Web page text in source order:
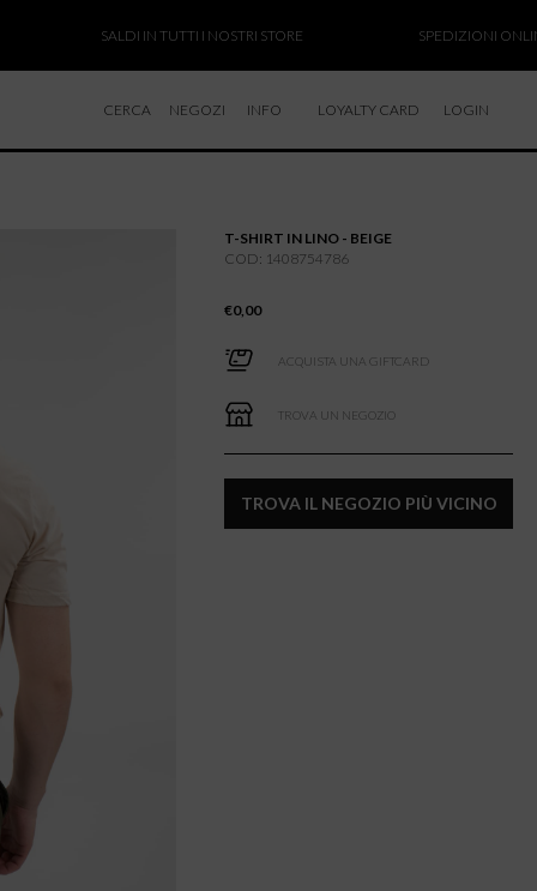
SALDI IN TUTTI I NOSTRI STORE SPEDIZIONI ONLINE
CERCA NEGOZI INFO
RESI E RIMBORSI
LOYALTY CARD LOGIN
T-SHIRT IN LINO - BEIGE
COD: 1408754786
€0,00
ACQUISTA UNA GIFTCARD
TROVA UN NEGOZIO
TROVA IL NEGOZIO PIÙ VICINO